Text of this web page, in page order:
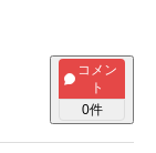
コメン
ト
0件